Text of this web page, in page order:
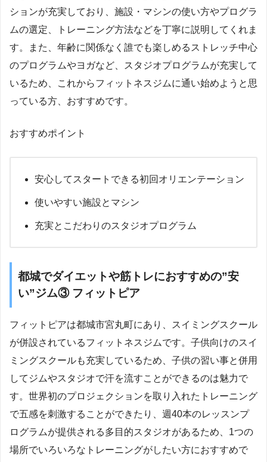
ションが充実しており、施設・マシンの使い方やプログラ
ムの選定、トレーニング方法などを丁寧に説明してくれま
す。また、年齢に関係なく誰でも楽しめるストレッチ中心
のプログラムやヨガなど、スタジオプログラムが充実して
いるため、これからフィットネスジムに通い始めようと思
っている方、おすすめです。
おすすめポイント
安心してスタートできる初回オリエンテーション
使いやすい施設とマシン
充実とこだわりのスタジオプログラム
都城でダイエットや筋トレにおすすめの”安
い”ジム③ フィットピア
フィットピアは都城市宮丸町にあり、スイミングスクール
が併設されているフィットネスジムです。子供向けのスイ
ミングスクールも充実しているため、子供の習い事と併用
してジムやスタジオで汗を流すことができるのは魅力で
す。世界初のプロジェクションを取り入れたトレーニング
で五感を刺激することができたり、週40本のレッスンプ
ログラムが提供される多目的スタジオがあるため、1つの
場所でいろいろなトレーニングがしたい方におすすめで